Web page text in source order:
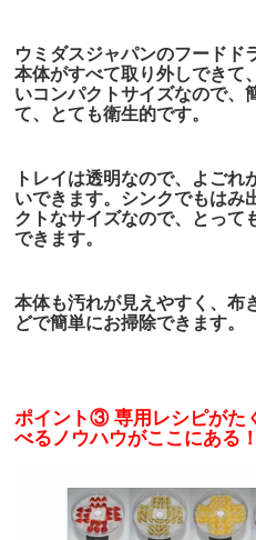
ウミダスジャパンのフードド
本体がすべて取り外しできて
いコンパクトサイズなので、
て、とても衛生的です。
トレイは透明なので、よご
いできます。シンクでもはみ
クトなサイズなので、 とって
できます。
本体も汚れが見えやすく、布
どで簡単にお掃除できます。
ポイント③ 専用レシピがた
べるノウハウがここにある！